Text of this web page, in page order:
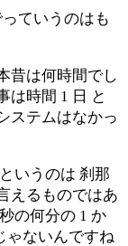
ていうのはも
昔は何時間でし
は時間 1 日 と
ステムはなかっ
いうのは 刹那
えるものではあ
の何分の 1 か
ゃないんですね